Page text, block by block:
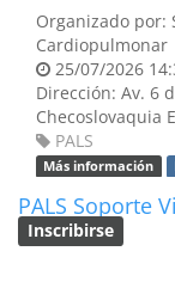
Organizado por:
Cardiopulmonar
25/07/2026
Dirección: Av. 6
Checoslovaquia
PALS
Más información
PALS Soporte
Inscribirse